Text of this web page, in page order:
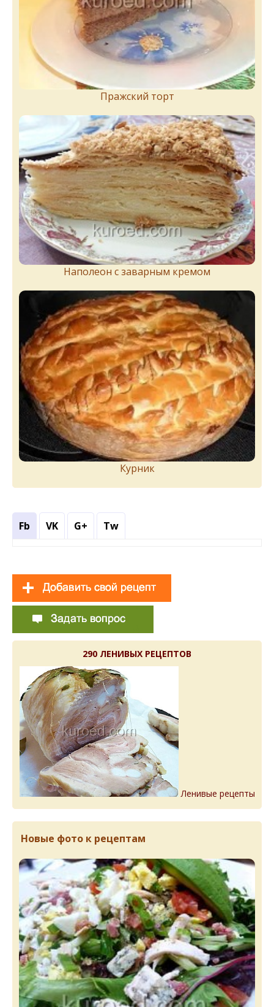
Пражский торт
Наполеон с заварным кремом
Курник
Fb VK G+ Tw
290 ЛЕНИВЫХ РЕЦЕПТОВ
Ленивые рецепты
Новые фото к рецептам